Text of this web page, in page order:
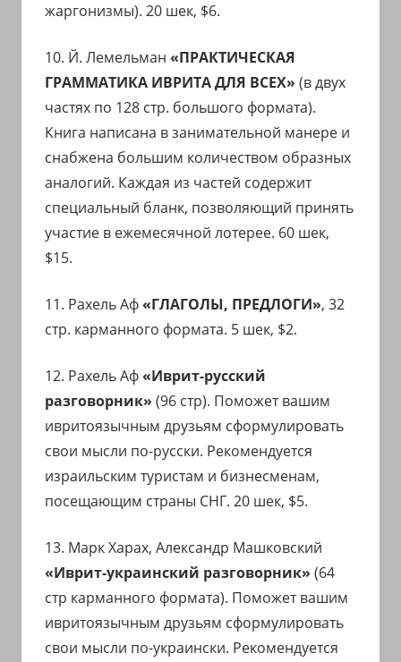
жаргонизмы). 20 шек, $6.
10. Й. Лемельман «ПРАКТИЧЕСКАЯ
ГРАММАТИКА ИВРИТА ДЛЯ ВСЕХ» (в двух
частях по 128 стр. большого формата).
Книга написана в занимательной манере и
снабжена большим количеством образных
аналогий. Каждая из частей содержит
специальный бланк, позволяющий принять
участие в ежемесячной лотерее. 60 шек,
$15.
11. Рахель Аф«ГЛАГОЛЫ, ПРЕДЛОГИ», 32
стр. карманного формата. 5 шек, $2.
12. Рахель Аф«Иврит-русский
разговорник» (96 стр). Поможет вашим
ивритоязычным друзьям сформулировать
свои мысли по-русски. Рекомендуется
израильским туристам и бизнесменам,
посещающим страны СНГ. 20 шек, $5.
13. Марк Харах, Александр Машковский
«Иврит-украинский разговорник» (64
стр карманного формата). Поможет вашим
ивритоязычным друзьям сформулировать
свои мысли по-украински. Рекомендуется